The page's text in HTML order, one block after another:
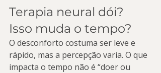
Terapia neural dói?
Isso muda o tempo?
O desconforto costuma ser leve e
rápido, mas a percepção varia. O que
impacta o tempo não é “doer ou